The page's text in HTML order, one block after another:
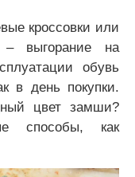
кроссовки или
– выгорание на
обувь
в день покупки.
цвет замши?
способы, как